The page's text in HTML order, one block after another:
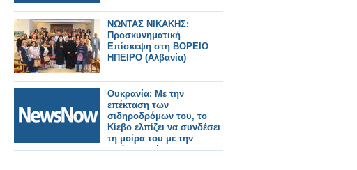
ΝΩΝΤΑΣ ΝΙΚΑΚΗΣ:
Προσκυνηματική
Επίσκεψη στη ΒΟΡΕΙΟ
ΗΠΕΙΡΟ (Αλβανία)
Ουκρανία: Με την
επέκταση των
σιδηροδρόμων του, το
Κίεβο ελπίζει να συνδέσει
τη μοίρα του με την
υπόλοιπη ήπειρο.